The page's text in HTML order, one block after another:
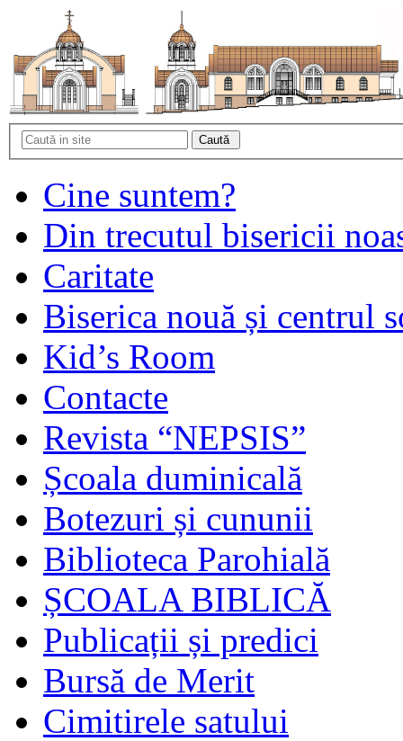
Cine suntem?
Din trecutul bisericii
Caritate
Biserica nouă și centrul
Kid’s Room
Contacte
Revista “NEPSIS”
Școala duminicală
Botezuri și cununii
Biblioteca Parohială
ȘCOALA BIBLICĂ
Publicații și predici
Bursă de Merit
Cimitirele satului